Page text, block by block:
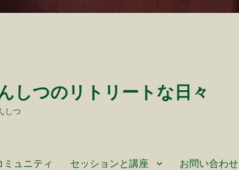
しつのリトリートな日々
しつ
ュニティ セッションと講座 お問い合わせ